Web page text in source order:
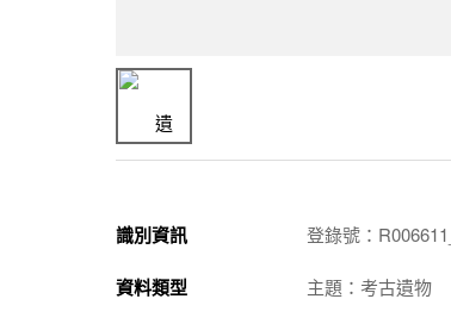
識別資訊 登錄號：
資料類型 主題：考古遺物